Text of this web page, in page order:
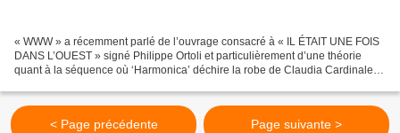
« WWW » a récemment parlé de l’ouvrage consacré à « IL ÉTAIT UNE FOIS
DANS L’OUEST » signé Philippe Ortoli et particulièrement d’une théorie
quant à la séquence où ‘Harmonica’ déchire la robe de Claudia Cardinale,
< Page précédente Page suivante >